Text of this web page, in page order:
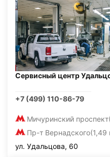
Сервисный центр
+7 (499) 110-86-79
Мичуринский проспект
Пр-т Вернадского(1,49
ул. Удальцова, 60